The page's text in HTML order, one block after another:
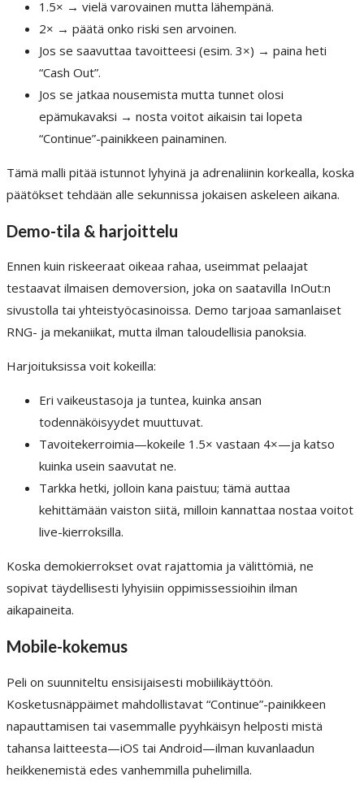
1.5× → vielä varovainen mutta lähempänä.
2× → päätä onko riski sen arvoinen.
Jos se saavuttaa tavoitteesi (esim. 3×) → paina heti
“Cash Out”.
Jos se jatkaa nousemista mutta tunnet olosi
epämukavaksi → nosta voitot aikaisin tai lopeta
“Continue”-painikkeen painaminen.
Tämä malli pitää istunnot lyhyinä ja adrenaliinin korkealla, koska
päätökset tehdään alle sekunnissa jokaisen askeleen aikana.
Demo-tila & harjoittelu
Ennen kuin riskeeraat oikeaa rahaa, useimmat pelaajat
testaavat ilmaisen demoversion, joka on saatavilla InOut:n
sivustolla tai yhteistyöcasinoissa. Demo tarjoaa samanlaiset
RNG- ja mekaniikat, mutta ilman taloudellisia panoksia.
Harjoituksissa voit kokeilla:
Eri vaikeustasoja ja tuntea, kuinka ansan
todennäköisyydet muuttuvat.
Tavoitekerroimia—kokeile 1.5× vastaan 4×—ja katso
kuinka usein saavutat ne.
Tarkka hetki, jolloin kana paistuu; tämä auttaa
kehittämään vaiston siitä, milloin kannattaa nostaa voitot
live-kierroksilla.
Koska demokierrokset ovat rajattomia ja välittömiä, ne
sopivat täydellisesti lyhyisiin oppimissessioihin ilman
aikapaineita.
Mobile-kokemus
Peli on suunniteltu ensisijaisesti mobiilikäyttöön.
Kosketusnäppäimet mahdollistavat “Continue”-painikkeen
napauttamisen tai vasemmalle pyyhkäisyn helposti mistä
tahansa laitteesta—iOS tai Android—ilman kuvanlaadun
heikkenemistä edes vanhemmilla puhelimilla.